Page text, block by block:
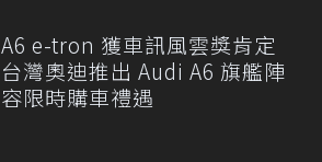
A6 e-tron 獲車訊風雲獎肯定
台灣奧迪推出 Audi A6 旗艦陣
容限時購車禮遇